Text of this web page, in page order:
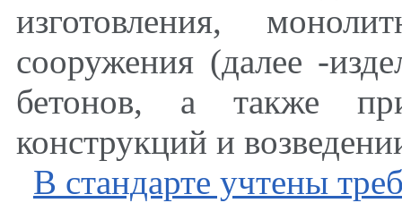
изготовления,
сооружения (далее -
бетонов, а также при
конструкций и
В стандарте учтены